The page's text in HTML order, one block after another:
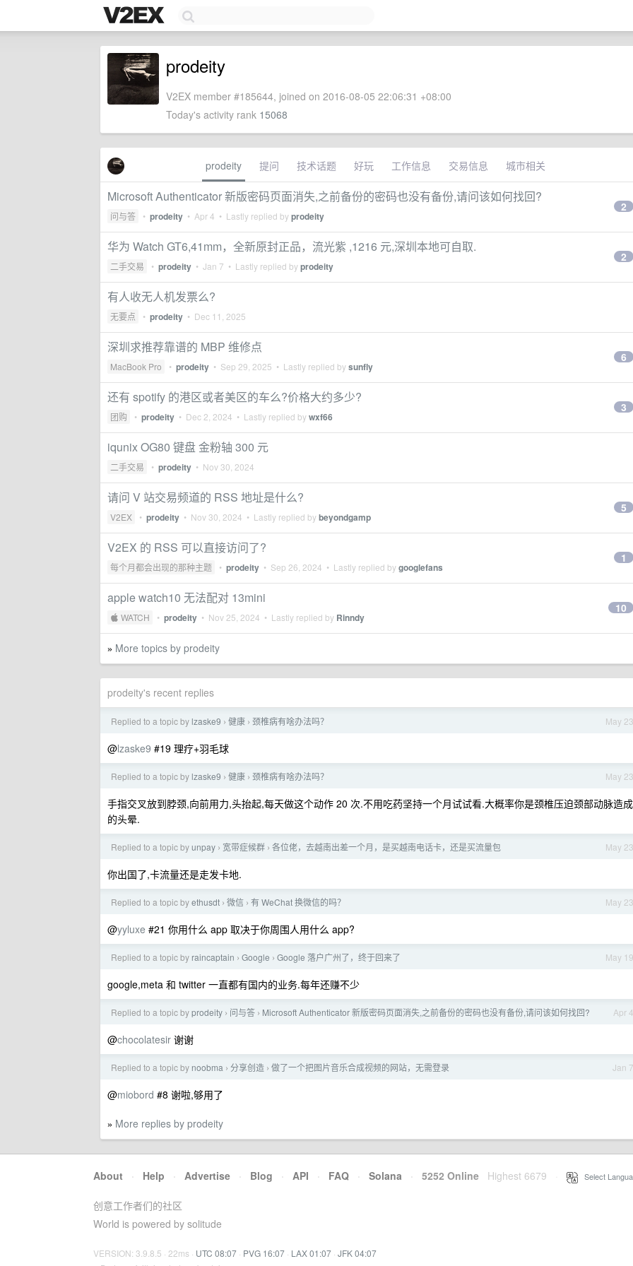
prodeity
V2EX member #185644, joined on 2016-08-05 22:06:31 +08:00
Today's activity rank 15068
prodeity 提问 技术话题 好玩 工作信息 交易信息 城市相关
Microsoft Authenticator 新版密码页面消失,之前备份的密码也没有备份,请问该如何找回?
问与答 • prodeity • Apr 4 • Lastly replied byprodeity
2
华为 Watch GT6,41mm，全新原封正品，流光紫 ,1216 元,深圳本地可自取.
二手交易 • prodeity • Jan 7 • Lastly replied byprodeity
2
有人收无人机发票么?
无要点 • prodeity • Dec 11, 2025
深圳求推荐靠谱的 MBP 维修点
MacBook Pro • prodeity • Sep 29, 2025 • Lastly replied bysunfly
6
还有 spotify 的港区或者美区的车么?价格大约多少?
团购 • prodeity • Dec 2, 2024 • Lastly replied bywxf66
3
iqunix OG80 键盘 金粉轴 300 元
二手交易 • prodeity • Nov 30, 2024
请问 V 站交易频道的 RSS 地址是什么?
V2EX • prodeity • Nov 30, 2024 • Lastly replied bybeyondgamp
5
V2EX 的 RSS 可以直接访问了?
每个月都会出现的那种主题 • prodeity • Sep 26, 2024 • Lastly replied bygooglefans
1
apple watch10 无法配对 13mini
 WATCH • prodeity • Nov 25, 2024 • Lastly replied by Rinndy
10
» More topics by prodeity
prodeity's recent replies
May 23
Replied to a topic by lzaske9 › 健康 › 颈椎病有啥办法吗？
@lzaske9 #19 理疗+羽毛球
May 23
Replied to a topic by lzaske9 › 健康 › 颈椎病有啥办法吗？
手指交叉放到脖颈,向前用力,头抬起,每天做这个动作 20 次.不用吃药坚持一个月试试看.大概率你是颈椎压迫颈部动脉造成
的头晕.
May 23
Replied to a topic byunpay › 宽带症候群 › 各位佬，去越南出差一个月，是买越南电话卡，还是买流量包
你出国了,卡流量还是走发卡地.
May 23
Replied to a topic byethusdt › 微信 › 有 WeChat 换微信的吗？
@yyluxe #21 你用什么 app 取决于你周围人用什么 app?
May 19
Replied to a topic by raincaptain › Google › Google 落户广州了，终于回来了
google,meta 和 twitter 一直都有国内的业务.每年还赚不少
Apr 4
Replied to a topic byprodeity › 问与答 › Microsoft Authenticator 新版密码页面消失,之前备份的密码也没有备份,请问该如何找回?
@chocolatesir 谢谢
Jan 7
Replied to a topic by noobma › 分享创造 › 做了一个把图片音乐合成视频的网站，无需登录
@miobord #8 谢啦,够用了
» More replies by prodeity
About · Help · Advertise · Blog · API · FAQ · Solana · 5252 Online Highest 6679 Select
创意工作者们的社区
World is powered by solitude
VERSION: 3.9.8.5 · 22ms · UTC 08:07 · PVG 16:07 · LAX 01:07 · JFK 04:07